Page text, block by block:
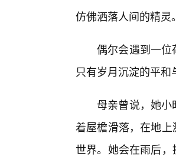
仿佛洒落人间的精灵。
偶尔会遇到一
只有岁月沉淀的平和
母亲曾说，她
着屋檐滑落，在地
世界。她会在雨后